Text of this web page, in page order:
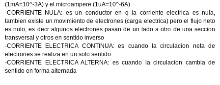
(1mA=10^-3A) y el microampere (1uA=10^-6A)
-CORRIENTE NULA: es un conductor en q la corriente electrica es nula,
tambien existe un movimiento de electrones (carga electrica) pero el flujo neto
es nulo, es decr algunos electrones pasan de un lado a otro de una seccion
transversal y otros en sentido inverso
-CORRIENTE ELECTRICA CONTINUA: es cuando la circulacion neta de
electrones se realiza en un solo sentido
-CORRIENTE ELECTRICA ALTERNA: es cuando la circulacion cambia de
sentido en forma alternada